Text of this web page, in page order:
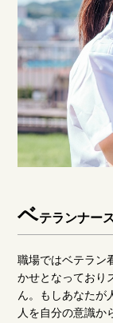
ベテランナー
職場ではベテラン
かせとなっており
ん。もしあなたが
人を自分の意識か